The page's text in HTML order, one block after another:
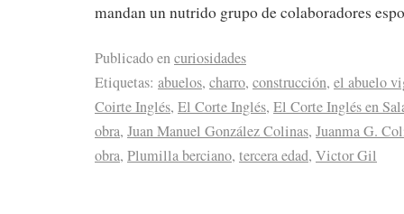
mandan un nutrido grupo de colaboradores
Publicado encuriosidades
Etiquetas: abuelos, charro, construcción, el abuelo
Coirte Inglés, El Corte Inglés, El Corte Inglés en
obra, Juan Manuel González Colinas, Juanma G.
obra, Plumilla berciano, tercera edad, Victor Gil